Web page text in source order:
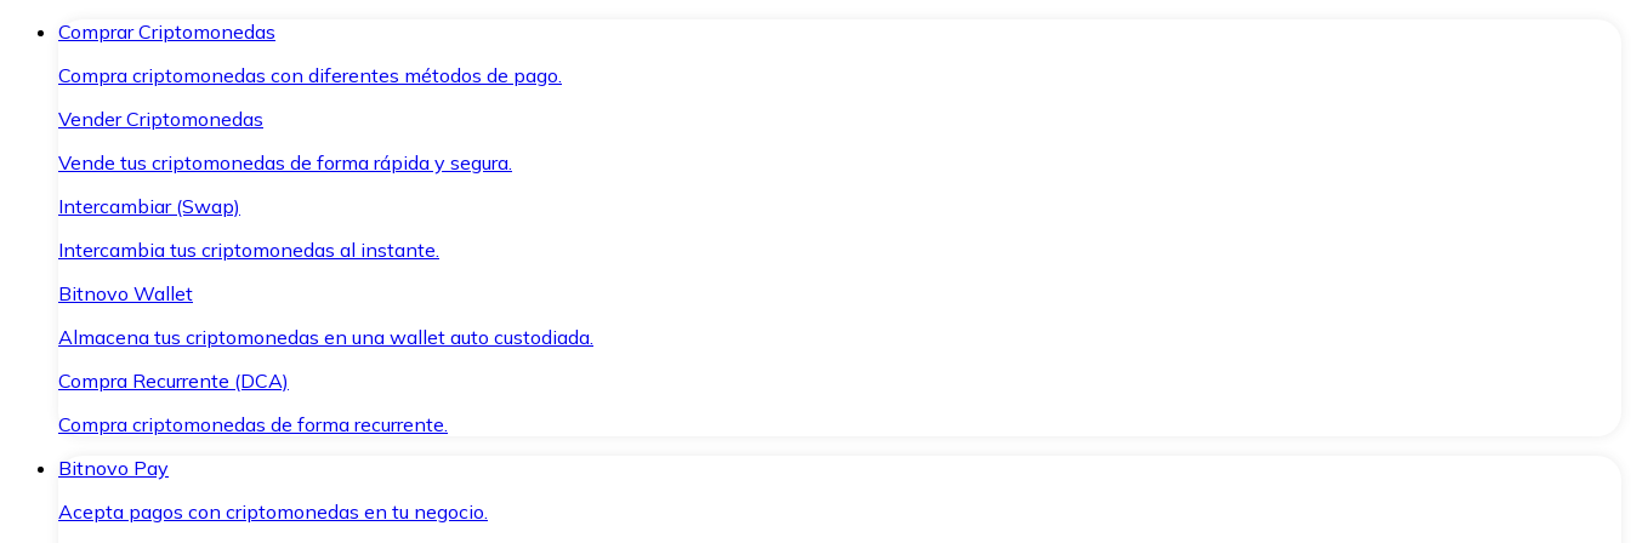
Comprar Criptomonedas
Compra criptomonedas con diferentes métodos de pago.
Vender Criptomonedas
Vende tus criptomonedas de forma rápida y segura.
Intercambiar (Swap)
Intercambia tus criptomonedas al instante.
Bitnovo Wallet
Almacena tus criptomonedas en una wallet auto custodiada.
Compra Recurrente (DCA)
Compra criptomonedas de forma recurrente.
Bitnovo Pay
Acepta pagos con criptomonedas en tu negocio.